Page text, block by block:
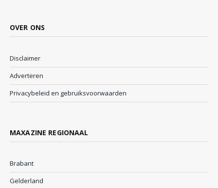
OVER ONS
Disclaimer
Adverteren
Privacybeleid en gebruiksvoorwaarden
MAXAZINE REGIONAAL
Brabant
Gelderland